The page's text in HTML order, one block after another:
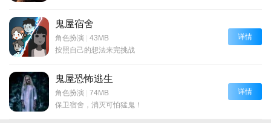
鬼屋宿舍
角色扮演 | 43MB
按照自己的想法来完挑战
详情
鬼屋恐怖逃生
角色扮演 | 74MB
保卫宿舍，消灭可怕猛鬼！
详情